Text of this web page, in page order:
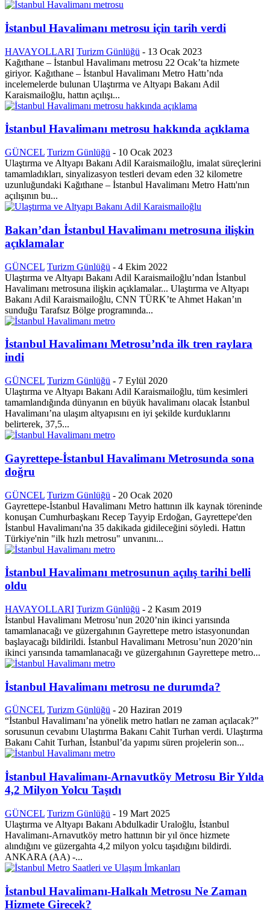
İstanbul Havalimanı metrosu için tarih verdi
HAVAYOLLARI Turizm Günlüğü - 13 Ocak 2023
Kağıthane – İstanbul Havalimanı metrosu 22 Ocak’ta hizmete
giriyor. Kağıthane – İstanbul Havalimanı Metro Hattı’nda
incelemelerde bulunan Ulaştırma ve Altyapı Bakanı Adil
Karaismailoğlu, hattın açılışı...
İstanbul Havalimanı metrosu hakkında açıklama
GÜNCEL Turizm Günlüğü - 10 Ocak 2023
Ulaştırma ve Altyapı Bakanı Adil Karaismailoğlu, imalat süreçlerini
tamamladıkları, sinyalizasyon testleri devam eden 32 kilometre
uzunluğundaki Kağıthane – İstanbul Havalimanı Metro Hattı'nın
açılışının bu...
Bakan’dan İstanbul Havalimanı metrosuna ilişkin
açıklamalar
GÜNCEL Turizm Günlüğü - 4 Ekim 2022
Ulaştırma ve Altyapı Bakanı Adil Karaismailoğlu’ndan İstanbul
Havalimanı metrosuna ilişkin açıklamalar... Ulaştırma ve Altyapı
Bakanı Adil Karaismailoğlu, CNN TÜRK’te Ahmet Hakan’ın
sunduğu Tarafsız Bölge programında...
İstanbul Havalimanı Metrosu’nda ilk tren raylara
indi
GÜNCEL Turizm Günlüğü - 7 Eylül 2020
Ulaştırma ve Altyapı Bakanı Adil Karaismailoğlu, tüm kesimleri
tamamlandığında dünyanın en büyük havalimanı olacak İstanbul
Havalimanı’na ulaşım altyapısını en iyi şekilde kurduklarını
belirterek, 37,5...
Gayrettepe-İstanbul Havalimanı Metrosunda sona
doğru
GÜNCEL Turizm Günlüğü - 20 Ocak 2020
Gayrettepe-İstanbul Havalimanı Metro hattının ilk kaynak töreninde
konuşan Cumhurbaşkanı Recep Tayyip Erdoğan, Gayrettepe'den
İstanbul Havalimanı'na 35 dakikada gidileceğini söyledi. Hattın
Türkiye'nin "ilk hızlı metrosu" unvanını...
İstanbul Havalimanı metrosunun açılış tarihi belli
oldu
HAVAYOLLARI Turizm Günlüğü - 2 Kasım 2019
İstanbul Havalimanı Metrosu’nun 2020’nin ikinci yarısında
tamamlanacağı ve güzergahının Gayrettepe metro istasyonundan
başlayacağı bildirildi. İstanbul Havalimanı Metrosu’nun 2020’nin
ikinci yarısında tamamlanacağı ve güzergahının Gayrettepe metro...
İstanbul Havalimanı metrosu ne durumda?
GÜNCEL Turizm Günlüğü - 20 Haziran 2019
“İstanbul Havalimanı’na yönelik metro hatları ne zaman açılacak?”
sorusunun cevabını Ulaştırma Bakanı Cahit Turhan verdi. Ulaştırma
Bakanı Cahit Turhan, İstanbul’da yapımı süren projelerin son...
İstanbul Havalimanı-Arnavutköy Metrosu Bir Yılda
4,2 Milyon Yolcu Taşıdı
GÜNCEL Turizm Günlüğü - 19 Mart 2025
Ulaştırma ve Altyapı Bakanı Abdulkadir Uraloğlu, İstanbul
Havalimanı-Arnavutköy metro hattının bir yıl önce hizmete
alındığını ve güzergahta 4,2 milyon yolcu taşıdığını bildirdi.
ANKARA (AA) -...
İstanbul Havalimanı-Halkalı Metrosu Ne Zaman
Hizmete Girecek?